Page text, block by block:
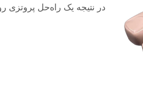
در نتیجه یک راه‌حل پروتزی